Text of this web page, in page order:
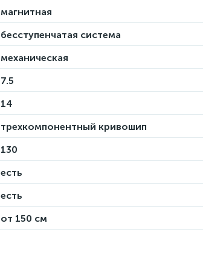
магнитная
бесступенчатая система
механическая
7.5
14
трехкомпонентный кривошип
130
есть
есть
от 150 см